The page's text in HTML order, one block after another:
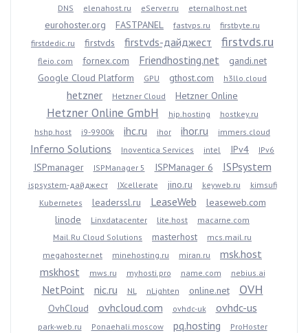
DNS elenahost.ru eServer.ru eternalhost.net
eurohoster.org FASTPANEL fastvps.ru
firstbyte.ru
firstdedic.ru
firstvds firstvds-дайджест firstvds.ru
fleio.com fornex.com Friendhosting.net
gandi.net
Google Cloud Platform
GPU gthost.com h3llo.cloud
hetzner Hetzner Cloud Hetzner Online
Hetzner Online GmbH hip.hosting
hostkey.ru
hshp.host
i9-9900k ihc.ru ihor ihor.ru immers.cloud
Inferno Solutions Inoventica Services intel IPv4 IPv6
ISPmanager ISPManager 5 ISPManager 6 ISPsystem
ispsystem-дайджест IXcellerate jino.ru keyweb.ru
kimsufi
Kubernetes
leaderssl.ru LeaseWeb
leaseweb.com
linode
Linxdatacenter lite.host
macarne.com
Mail.Ru Cloud Solutions
masterhost
mcs.mail.ru
megahoster.net
minehosting.ru miran.ru
msk.host
mskhost
mws.ru myhosti.pro name.com nebius.ai
NetPoint nic.ru NL nLighten online.net OVH
OvhCloud ovhcloud.com ovhdc-uk ovhdc-us
park-web.ru Ponaehali.moscow pq.hosting
ProHoster